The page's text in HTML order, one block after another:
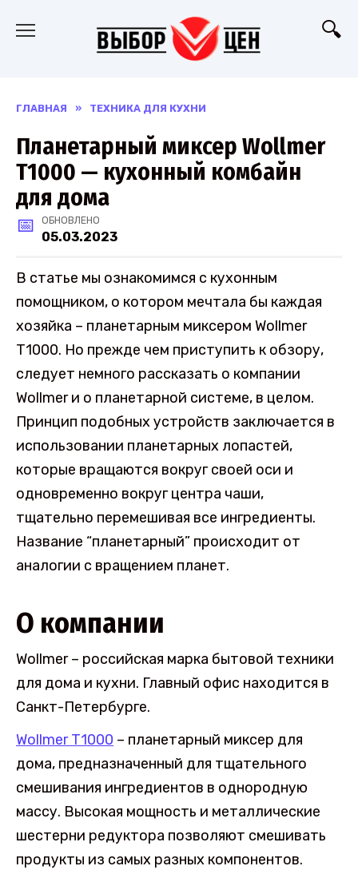
ГЛАВНАЯ » ТЕХНИКА ДЛЯ КУХНИ
Планетарный миксер Wollmer
T1000 — кухонный комбайн
для дома
ОБНОВЛЕНО
05.03.2023
В статье мы ознакомимся с кухонным
помощником, о котором мечтала бы каждая
хозяйка – планетарным миксером Wollmer
T1000. Но прежде чем приступить к обзору,
следует немного рассказать о компании
Wollmer и о планетарной системе, в целом.
Принцип подобных устройств заключается в
использовании планетарных лопастей,
которые вращаются вокруг своей оси и
одновременно вокруг центра чаши,
тщательно перемешивая все ингредиенты.
Название “планетарный” происходит от
аналогии с вращением планет.
О компании
Wollmer – российская марка бытовой техники
для дома и кухни. Главный офис находится в
Санкт-Петербурге.
WollmerT1000 – планетарный миксер для
дома, предназначенный для тщательного
смешивания ингредиентов в однородную
массу. Высокая мощность и металлические
шестерни редуктора позволяют смешивать
продукты из самых разных компонентов.